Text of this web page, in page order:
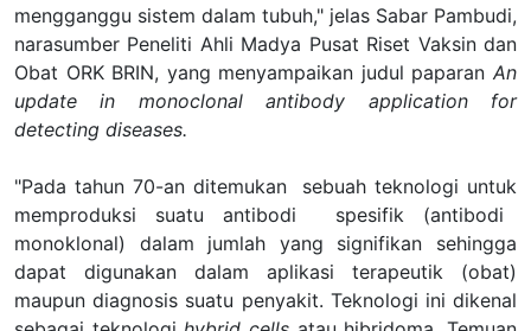
mengganggu sistem dalam tubuh," jelas Sabar Pambudi,
narasumber Peneliti Ahli Madya Pusat Riset Vaksin dan
Obat ORK BRIN, yang menyampaikan judul paparanAn
update in monoclonal antibody application for
detecting diseases.
"Pada tahun 70-an ditemukan sebuahteknologi untuk
memproduksi suatu antibodi
spesifik (antibodi
monoklonal) dalam jumlah yang signifikan sehingga
dapat digunakan dalam aplikasi terapeutik (obat)
maupun diagnosis suatu penyakit. Teknologi ini dikenal